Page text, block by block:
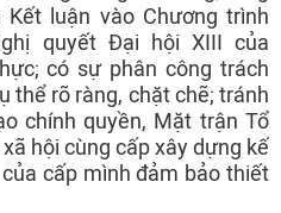
luận vào Chương trình
quyết Đại hội XIII của
có sự phân công trách
thể rõ ràng, chặt chẽ; tránh
chính quyền, Mặt trận Tổ
hội cùng cấp xây dựng kế
cấp mình đảm bảo thiết